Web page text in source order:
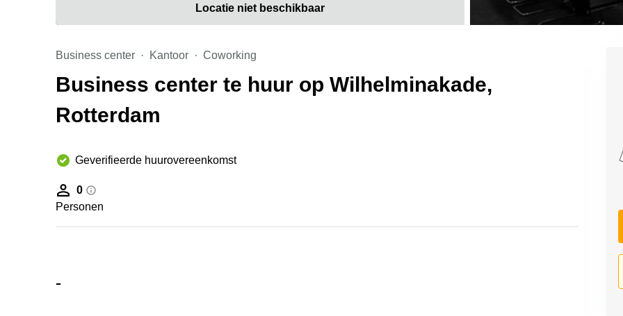
Locatie niet beschikbaar
Business center Kantoor Coworking
Business center te huur op Wilhelminakade,
Rotterdam
Geverifieerde huurovereenkomst
0
Personen
-